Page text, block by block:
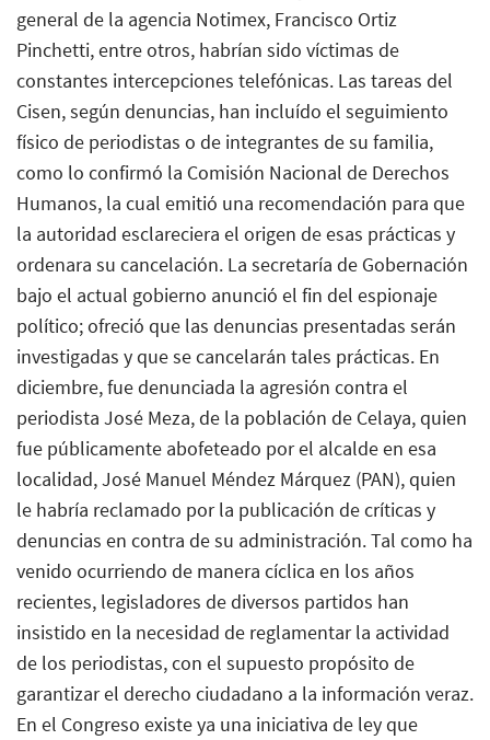
general de la agencia Notimex, Francisco Ortiz
Pinchetti, entre otros, habrían sido víctimas de
constantes intercepciones telefónicas. Las tareas del
Cisen, según denuncias, han incluído el seguimiento
físico de periodistas o de integrantes de su familia,
como lo confirmó la Comisión Nacional de Derechos
Humanos, la cual emitió una recomendación para que
la autoridad esclareciera el origen de esas prácticas y
ordenara su cancelación. La secretaría de Gobernación
bajo el actual gobierno anunció el fin del espionaje
político; ofreció que las denuncias presentadas serán
investigadas y que se cancelarán tales prácticas. En
diciembre, fue denunciada la agresión contra el
periodista José Meza, de la población de Celaya, quien
fue públicamente abofeteado por el alcalde en esa
localidad, José Manuel Méndez Márquez (PAN), quien
le habría reclamado por la publicación de críticas y
denuncias en contra de su administración. Tal como ha
venido ocurriendo de manera cíclica en los años
recientes, legisladores de diversos partidos han
insistido en la necesidad de reglamentar la actividad
de los periodistas, con el supuesto propósito de
garantizar el derecho ciudadano a la información veraz.
En el Congreso existe ya una iniciativa de ley que